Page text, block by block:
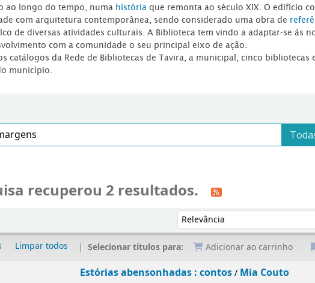
ao longo do tempo, numa história que remonta ao século XIX. O edifício
com arquitetura contemporânea, sendo considerado uma obra de
de diversas atividades culturais. A Biblioteca tem vindo a adaptar-se às
com a comunidade o seu principal eixo de ação.
catálogos da Rede de Bibliotecas de Tavira, a municipal, cinco bibliotecas
município.
recuperou 2 resultados.
Ordenar por:
Limpar todos Selecionar títulos para: Adicionar ao carrinho
Estórias abensonhadas : contos/ Mia Couto